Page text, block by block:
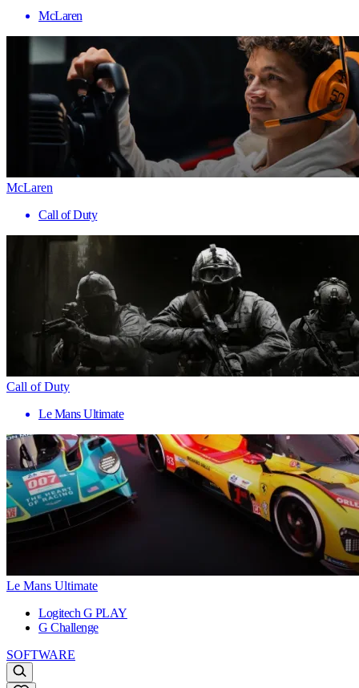
McLaren
McLaren
Call of Duty
Call of Duty
Le Mans Ultimate
Le Mans Ultimate
Logitech G PLAY
G Challenge
SOFTWARE